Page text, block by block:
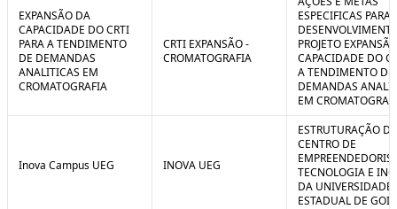
EXPANSÃO DA
CAPACIDADE DO CRTI
PARA A TENDIMENTO
DE DEMANDAS
ANALITICAS EM
CROMATOGRAFIA
CRTI EXPANSÃO -
CROMATOGRAFIA
ESPECIFICAS PARA
PROJETO
CAPACIDADE DO
A TENDIMENTO DE
DEMANDAS
EM
Inova Campus UEG INOVA UEG
ESTRUTURAÇÃO
CENTRO DE
TECNOLOGIA E
DA UNIVERSIDADE
ESTADUAL DE